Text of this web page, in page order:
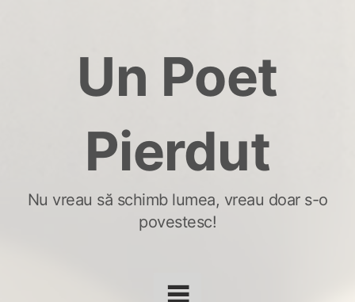
Un Poet
Pierdut
Nu vreau să schimb lumea, vreau doar s-o
povestesc!